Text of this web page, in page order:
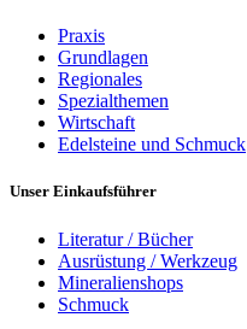
Praxis
Grundlagen
Regionales
Spezialthemen
Wirtschaft
Edelsteine und Schmuck
Unser Einkaufsführer
Literatur / Bücher
Ausrüstung / Werkzeug
Mineralienshops
Schmuck